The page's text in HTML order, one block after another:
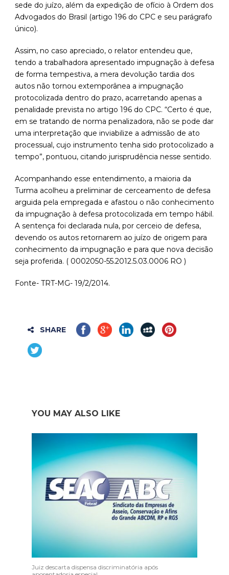
sede do juízo, além da expedição de ofício à Ordem dos
Advogados do Brasil (artigo 196 do CPC e seu parágrafo
único).
Assim, no caso apreciado, o relator entendeu que,
tendo a trabalhadora apresentado impugnação à defesa
de forma tempestiva, a mera devolução tardia dos
autos não tornou extemporânea a impugnação
protocolizada dentro do prazo, acarretando apenas a
penalidade prevista no artigo 196 do CPC. “Certo é que,
em se tratando de norma penalizadora, não se pode dar
uma interpretação que inviabilize a admissão de ato
processual, cujo instrumento tenha sido protocolizado a
tempo”, pontuou, citando jurisprudência nesse sentido.
Acompanhando esse entendimento, a maioria da
Turma acolheu a preliminar de cerceamento de defesa
arguida pela empregada e afastou o não conhecimento
da impugnação à defesa protocolizada em tempo hábil.
A sentença foi declarada nula, por cerceio de defesa,
devendo os autos retornarem ao juízo de origem para
conhecimento da impugnação e para que nova decisão
seja proferida. ( 0002050-55.2012.5.03.0006 RO )
Fonte- TRT-MG- 19/2/2014.
SHARE
YOU MAY ALSO LIKE
Juiz descarta dispensa discriminatória após